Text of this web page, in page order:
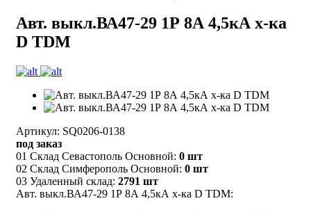
Авт. выкл.ВА47-29 1Р 8А 4,5кА х-ка
D TDM
Артикул: SQ0206-0138
под заказ
01 Склад Севастополь Основной: 0 шт
02 Склад Симферополь Основной: 0 шт
03 Удаленный склад: 2791 шт
Авт. выкл.ВА47-29 1Р 8А 4,5кА х-ка D TDM: